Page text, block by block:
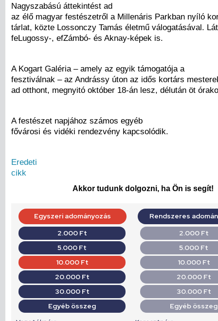
Nagyszabású áttekintést ad
az élő magyar festészetről a Millenáris Parkban nyíló
tárlat, közte Lossonczy Tamás életmű válogatásával.
feLugossy-, efZámbó- és Aknay-képek is.
A Kogart Galéria – amely az egyik támogatója a
fesztiválnak – az Andrássy úton az idős kortárs
ad otthont, megnyitó október 18-án lesz, délután öt
A festészet napjához számos egyéb
fővárosi és vidéki rendezvény kapcsolódik.
Eredeti
cikk
Akkor tudunk dolgozni, ha Ön is segít!